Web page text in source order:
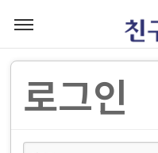
로그인